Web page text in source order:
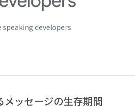
speaking developers
メッセージの生存期間